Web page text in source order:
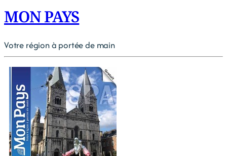
MON PAYS
Votre région à portée de main